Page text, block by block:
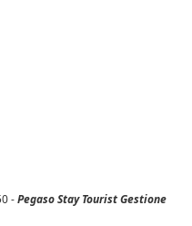
- Pegaso Stay Tourist Gestione